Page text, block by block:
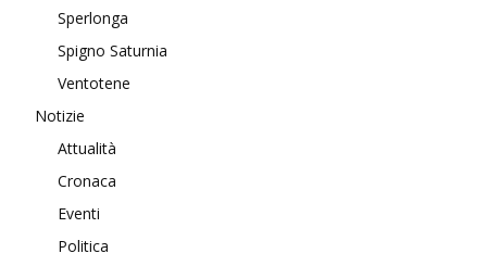
Sperlonga
Spigno Saturnia
Ventotene
Notizie
Attualità
Cronaca
Eventi
Politica